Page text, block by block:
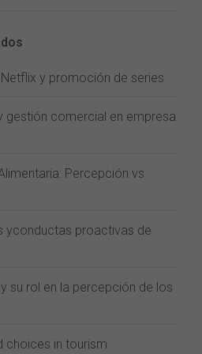
y promoción de series
gestión comercial en empresa
Percepción vs
yconductas proactivas de
su rol en la percepción de los
choices in tourism